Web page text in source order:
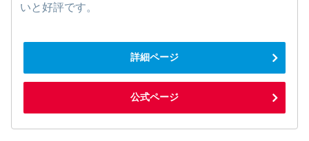
いと好評です。
詳細ページ
公式ページ